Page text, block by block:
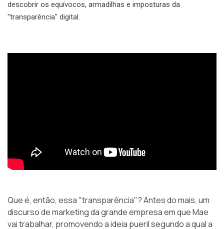
descobrir os equívocos, armadilhas e imposturas da
"transparência" digital.
Que é, então, essa "transparência"? Antes do mais, um
discurso de marketing da grande empresa em que Mae
vai trabalhar, promovendo a ideia pueril segundo a qual a